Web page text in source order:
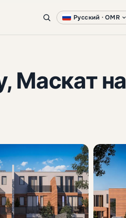
Русский · OMR
Маскат на